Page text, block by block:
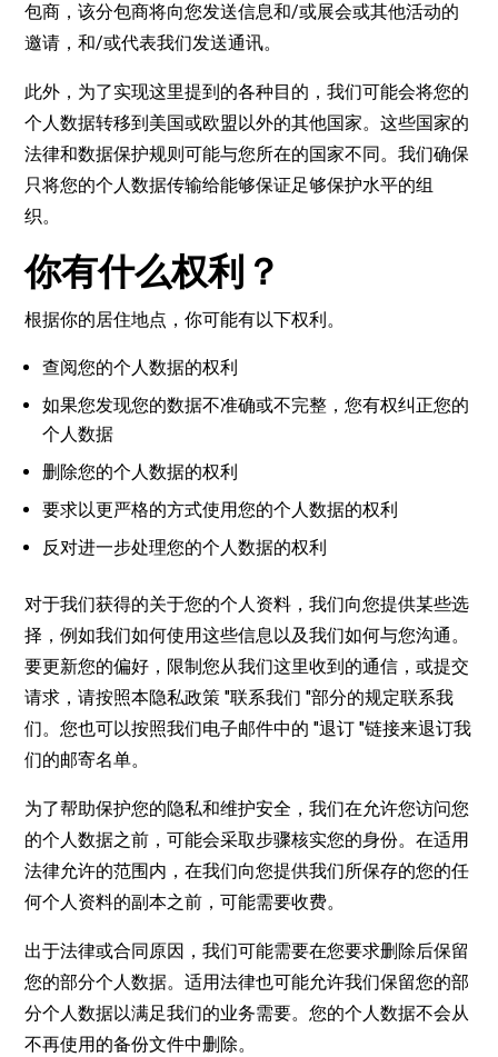
包商，该分包商将向您发送信息和/或展会或其他活动的
邀请，和/或代表我们发送通讯。
此外，为了实现这里提到的各种目的，我们可能会将您的
个人数据转移到美国或欧盟以外的其他国家。这些国家的
法律和数据保护规则可能与您所在的国家不同。我们确保
只将您的个人数据传输给能够保证足够保护水平的组
织。
你有什么权利？
根据你的居住地点，你可能有以下权利。
查阅您的个人数据的权利
如果您发现您的数据不准确或不完整，您有权纠正您的
个人数据
删除您的个人数据的权利
要求以更严格的方式使用您的个人数据的权利
反对进一步处理您的个人数据的权利
对于我们获得的关于您的个人资料，我们向您提供某些选
择，例如我们如何使用这些信息以及我们如何与您沟通。
要更新您的偏好，限制您从我们这里收到的通信，或提交
请求，请按照本隐私政策 "联系我们 "部分的规定联系我
们。您也可以按照我们电子邮件中的 "退订 "链接来退订我
们的邮寄名单。
为了帮助保护您的隐私和维护安全，我们在允许您访问您
的个人数据之前，可能会采取步骤核实您的身份。在适用
法律允许的范围内，在我们向您提供我们所保存的您的任
何个人资料的副本之前，可能需要收费。
出于法律或合同原因，我们可能需要在您要求删除后保留
您的部分个人数据。适用法律也可能允许我们保留您的部
分个人数据以满足我们的业务需要。您的个人数据不会从
不再使用的备份文件中删除。